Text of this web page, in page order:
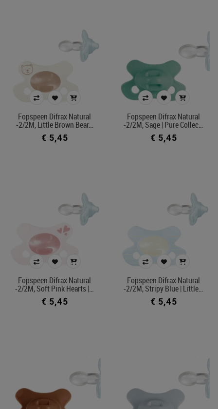
Fopspeen Difrax Natural
-2/2M, Little Brown Bear…
€ 5,45
Fopspeen Difrax Natural
-2/2M, Sage | Pure Collec…
€ 5,45
Fopspeen Difrax Natural
-2/2M, Soft Pink Hearts |…
€ 5,45
Fopspeen Difrax Natural
-2/2M, Stripy Blue | Little…
€ 5,45